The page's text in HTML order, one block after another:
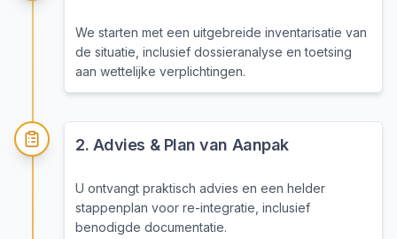
We starten met een uitgebreide inventarisatie van
de situatie, inclusief dossieranalyse en toetsing
aan wettelijke verplichtingen.
2. Advies & Plan van Aanpak
U ontvangt praktisch advies en een helder
stappenplan voor re-integratie, inclusief
benodigde documentatie.